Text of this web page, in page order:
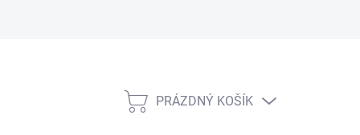
NÁKUPNÍ
PRÁZDNÝ KOŠÍK